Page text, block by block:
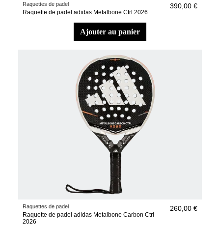
Raquettes de padel
Raquette de padel adidas Metalbone Ctrl 2026
390,00 €
ajouter au panier
Raquettes de padel
Raquette de padel adidas Metalbone Carbon Ctrl
2026
260,00 €